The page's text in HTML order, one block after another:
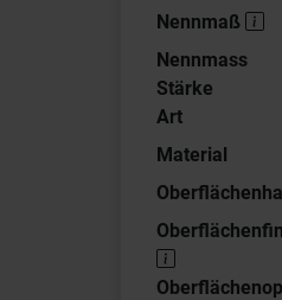
Nennmaß
Nennmass
Stärke
Art
Material